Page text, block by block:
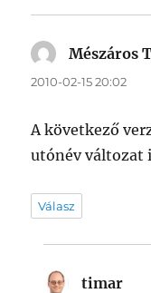
Mészáros
2010-02-15 20:02
A következő
utónév változat
Válasz
timar